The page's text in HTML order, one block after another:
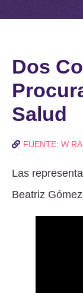
Dos
Salud
FUENTE: W
Las
Beatriz